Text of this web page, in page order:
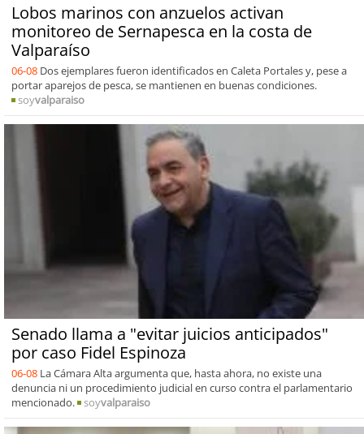
Lobos marinos con anzuelos activan
monitoreo de Sernapesca en la costa de
Valparaíso
06-08 Dos ejemplares fueron identificados en Caleta Portales y, pese a
portar aparejos de pesca, se mantienen en buenas condiciones.
soyvalparaiso
Senado llama a "evitar juicios anticipados"
por caso Fidel Espinoza
06-08 La Cámara Alta argumenta que, hasta ahora, no existe una
denuncia ni un procedimiento judicial en curso contra el parlamentario
mencionado.
soyvalparaiso